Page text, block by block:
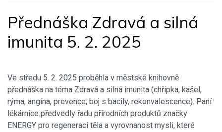
Přednáška Zdravá a silná
imunita 5. 2. 2025
Ve středu 5. 2. 2025 proběhla v městské knihovně
přednáška na téma Zdravá a silná imunita (chřipka, kašel,
rýma, angína, prevence, boj s bacily, rekonvalescence). Paní
lékárnice předvedly řadu přírodních produktů značky
ENERGY pro regeneraci těla a vyrovnanost mysli, které